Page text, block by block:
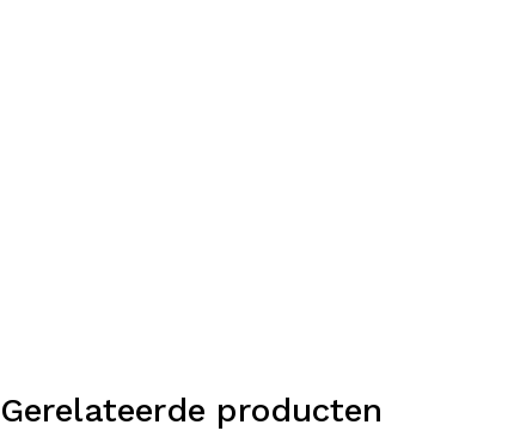
Gerelateerde producten